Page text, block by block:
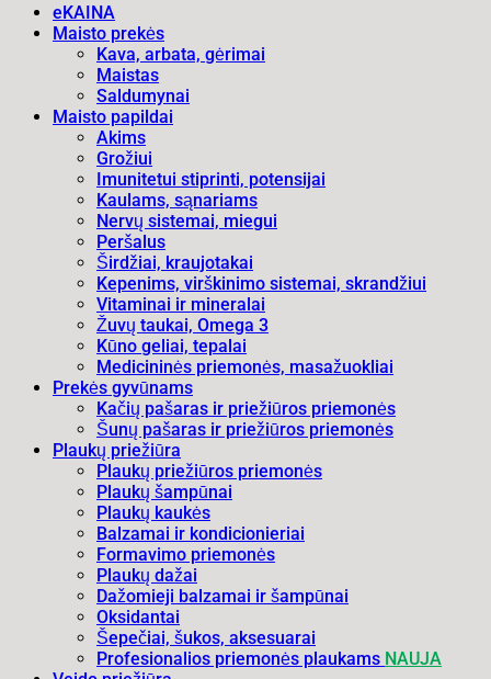
eKAINA
Maisto prekės
Kava, arbata, gėrimai
Maistas
Saldumynai
Maisto papildai
Akims
Grožiui
Imunitetui stiprinti, potensijai
Kaulams, sąnariams
Nervų sistemai, miegui
Peršalus
Širdžiai, kraujotakai
Kepenims, virškinimo sistemai, skrandžiui
Vitaminai ir mineralai
Žuvų taukai, Omega 3
Kūno geliai, tepalai
Medicininės priemonės, masažuokliai
Prekės gyvūnams
Kačių pašaras ir priežiūros priemonės
Šunų pašaras ir priežiūros priemonės
Plaukų priežiūra
Plaukų priežiūros priemonės
Plaukų šampūnai
Plaukų kaukės
Balzamai ir kondicionieriai
Formavimo priemonės
Plaukų dažai
Dažomieji balzamai ir šampūnai
Oksidantai
Šepečiai, šukos, aksesuarai
Profesionalios priemonės plaukams NAUJA